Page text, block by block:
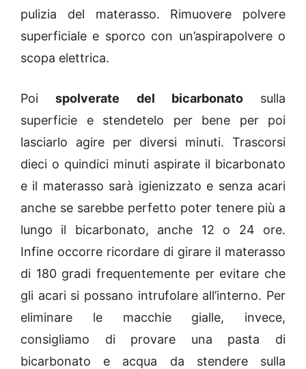
pulizia del materasso. Rimuovere polvere
superficiale e sporco con un’aspirapolvere o
scopa elettrica.
Poispolverate del bicarbonatosulla
superficie e stendetelo per bene per poi
lasciarlo agire per diversi minuti. Trascorsi
dieci o quindici minuti aspirate il bicarbonato
e il materasso sarà igienizzato e senza acari
anche se sarebbe perfetto poter tenere più a
lungo il bicarbonato, anche 12 o 24 ore.
Infine occorre ricordare di girare il materasso
di 180 gradi frequentemente per evitare che
gli acari si possano intrufolare all’interno. Per
eliminare le macchie gialle, invece,
consigliamo di provare una pasta di
bicarbonato e acqua da stendere sulla